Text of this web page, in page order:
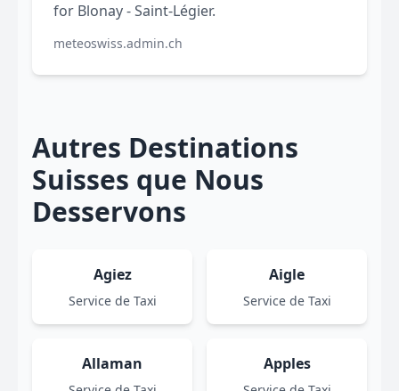
for Blonay - Saint-Légier.
meteoswiss.admin.ch
Autres Destinations
Suisses que Nous
Desservons
Agiez
Service de Taxi
Aigle
Service de Taxi
Allaman Apples